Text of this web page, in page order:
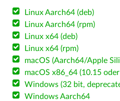
Linux Aarch64 (deb)
Linux Aarch64 (rpm)
Linux x64 (deb)
Linux x64 (rpm)
macOS (Aarch64/Apple
macOS x86_64 (10.15
Windows (32 bit,
Windows Aarch64